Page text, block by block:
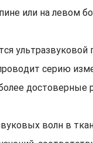
или на левом
серию
достоверные
волн в